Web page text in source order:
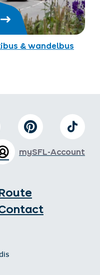
& wandelbus
Route
mySFL-Account